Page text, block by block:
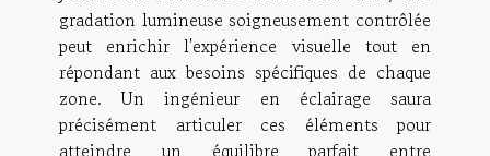
gradation lumineuse soigneusement contrôlée
peut enrichir l'expérience visuelle tout en
répondant aux besoins spécifiques de chaque
zone. Un ingénieur en éclairage saura
précisément articuler ces éléments pour
atteindre un équilibre parfait entre